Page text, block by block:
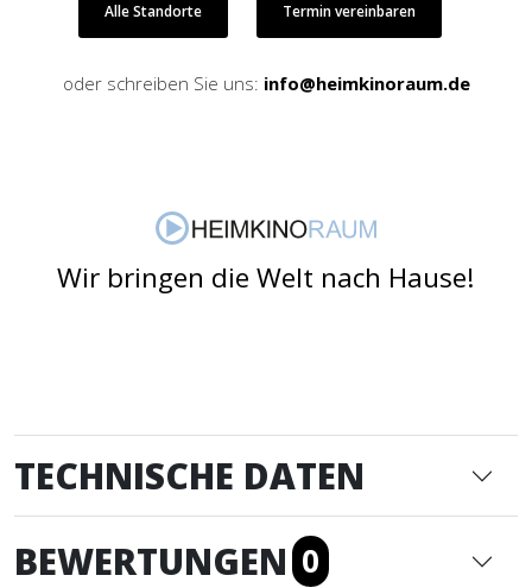
Alle Standorte Termin vereinbaren
oder schreiben Sie uns: info@heimkinoraum.de
Wir bringen die Welt nach Hause!
TECHNISCHE DATEN
BEWERTUNGEN 0